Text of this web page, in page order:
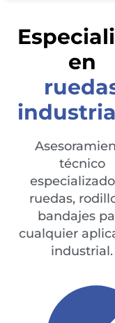
en
técnico
ruedas,
bandajes
cualquier
industrial.